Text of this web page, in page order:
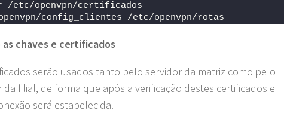
/etc/openvpn/certificados
config_clientes /etc/openvpn/rotas
as chaves e certificados
serão usados tanto pelo servidor da matriz como pelo
da filial, de forma que após a verificação destes certificados e
será estabelecida.